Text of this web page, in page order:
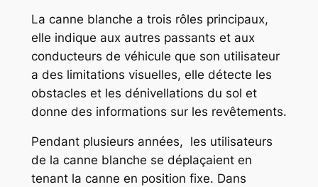
La canne blanche a trois rôles principaux,
elle indique aux autres passants et aux
conducteurs de véhicule que son utilisateur
a des limitations visuelles, elle détecte les
obstacles et les dénivellations du sol et
donne des informations sur les revêtements.
Pendant plusieurs années, les utilisateurs
de la canne blanche se déplaçaient en
tenant la canne en position fixe. Dans